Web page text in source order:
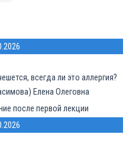
всегда ли это аллергия?
Елена Олеговна
после первой лекции